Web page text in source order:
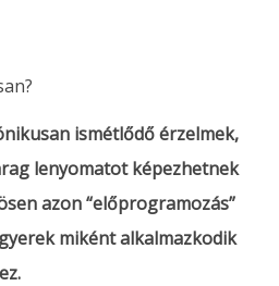
ismétlődő érzelmek,
lenyomatot képezhetnek
azon “előprogramozás”
miként alkalmazkodik